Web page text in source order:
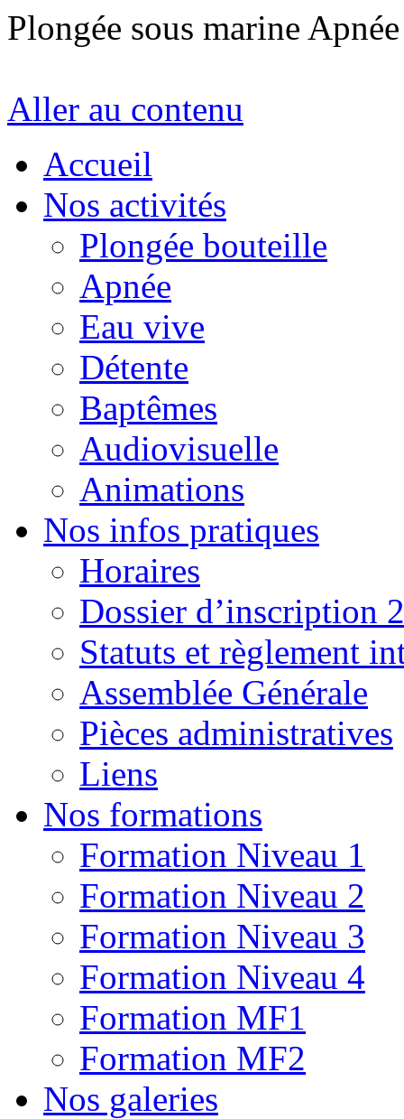
Plongée sous marine
Aller au contenu
Accueil
Nos activités
Plongée bouteille
Apnée
Eau vive
Détente
Baptêmes
Audiovisuelle
Animations
Nos infos pratiques
Horaires
Dossier d’inscription
Statuts et règlement
Assemblée Générale
Pièces administratives
Liens
Nos formations
Formation Niveau 1
Formation Niveau 2
Formation Niveau 3
Formation Niveau 4
Formation MF1
Formation MF2
Nos galeries